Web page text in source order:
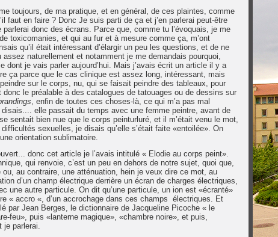
toujours, de ma pratique, et en général, de ces plaintes, comme
faut en faire ? Donc Je suis parti de ça et j’en parlerai peut-être
donc des écrans. Parce que, comme tu l’évoquais, je me
toxicomanies, et qui au fur et à mesure comme ça, m’ont
qu’il était intéressant d’élargir un peu les questions, et de ne
naturellement et notamment je me demandais pourquoi,
je vais parler aujourd’hui. Mais j’avais écrit un article il y a
ça parce que le cas clinique est assez long, intéressant, mais
sur le corps, nu, qui se faisait peindre des tableaux, pour
le préalable à des catalogues de tatouages ou de dessins sur
, enfin de toutes ces choses-là, ce qui m’a pas mal
elle passait du temps avec une femme peintre, avant de
sentait bien nue que le corps peinturluré, et il m’était venu le mot,
sexuelles, je disais qu’elle s’était faite «entoilée». On
orientation sublimatoire.
donc cet article je l’avais intitulé « Elodie au corps peint».
qui renvoie, c’est un peu en dehors de notre sujet, quoi que,
au contraire, une atténuation, hein je veux dire ce mot, au
d’un champ électrique derrière un écran de charges électriques,
une autre particule. On dit qu’une particule, un ion est «écranté»
« accro «, d’un accrochage dans ces champs électriques. Et
par Jean Berges, le dictionnaire de Jacqueline Picoche « le
feu», puis «lanterne magique», «chambre noire», et puis,
je parlerai.